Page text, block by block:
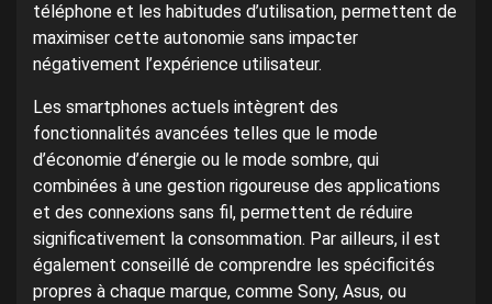
téléphone et les habitudes d’utilisation, permettent de
maximiser cette autonomie sans impacter
négativement l’expérience utilisateur.
Les smartphones actuels intègrent des
fonctionnalités avancées telles que le mode
d’économie d’énergie ou le mode sombre, qui
combinées à une gestion rigoureuse des applications
et des connexions sans fil, permettent de réduire
significativement la consommation. Par ailleurs, il est
également conseillé de comprendre les spécificités
propres à chaque marque, comme Sony, Asus, ou